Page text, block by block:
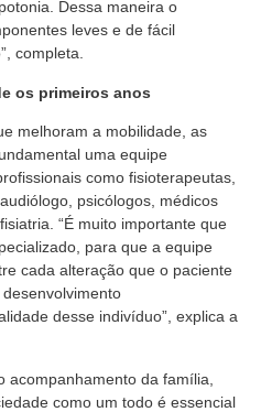
Dessa maneira o
leves e de fácil
completa.
os primeiros anos
melhoram a mobilidade, as
uma equipe
como fisioterapeutas,
psicólogos, médicos
“É muito importante que
para que a equipe
cada alteração que o paciente
desse indivíduo”, explica a
acompanhamento da família,
como um todo é essencial